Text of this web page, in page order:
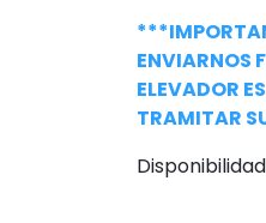
ENVIARNOS
ELEVADOR
TRAMITAR